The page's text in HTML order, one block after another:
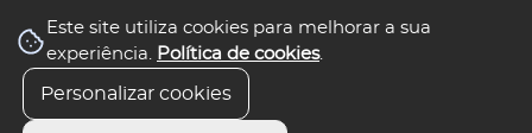
Este site utiliza cookies para melhorar a sua
experiência. Política de cookies.
Personalizar cookies